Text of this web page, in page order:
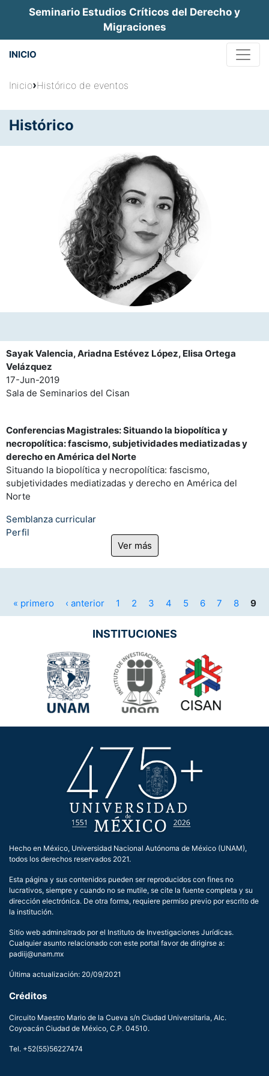
Seminario Estudios Críticos del Derecho y
Migraciones
INICIO
Usted
está
aquí
Inicio›Histórico de eventos
Histórico
Sayak Valencia, Ariadna Estévez López, Elisa Ortega
Velázquez
17-Jun-2019
Sala de Seminarios del Cisan
Conferencias Magistrales: Situando la biopolítica y
necropolítica: fascismo, subjetividades mediatizadas y
derecho en América del Norte
Situando la biopolítica y necropolítica: fascismo,
subjetividades mediatizadas y derecho en América del
Norte
Semblanza curricular
Perfil
Ver más
Páginas
« primero ‹ anterior 1 2 3 4 5 6 7 8 9
INSTITUCIONES
Hecho en México, Universidad Nacional Autónoma de México (UNAM),
todos los derechos reservados 2021.
Esta página y sus contenidos pueden ser reproducidos con fines no
lucrativos, siempre y cuando no se mutile, se cite la fuente completa y su
dirección electrónica. De otra forma, requiere permiso previo por escrito de
la institución.
Sitio web adminsitrado por el Instituto de Investigaciones Jurídicas.
Cualquier asunto relacionado con este portal favor de dirigirse a:
padiij@unam.mx
Última actualización: 20/09/2021
Créditos
Circuito Maestro Mario de la Cueva s/n Ciudad Universitaria, Alc.
Coyoacán Ciudad de México, C.P. 04510.
Tel. +52(55)56227474